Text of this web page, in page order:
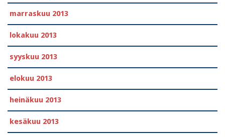
marraskuu 2013
lokakuu 2013
syyskuu 2013
elokuu 2013
heinäkuu 2013
kesäkuu 2013